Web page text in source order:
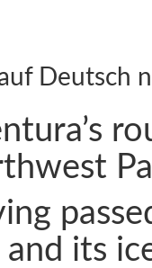
Deutsch
its